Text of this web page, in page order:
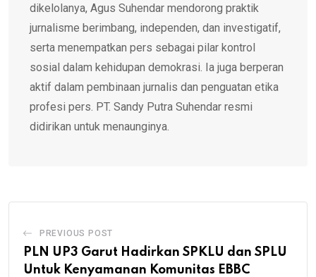
dikelolanya, Agus Suhendar mendorong praktik
jurnalisme berimbang, independen, dan investigatif,
serta menempatkan pers sebagai pilar kontrol
sosial dalam kehidupan demokrasi. Ia juga berperan
aktif dalam pembinaan jurnalis dan penguatan etika
profesi pers. PT. Sandy Putra Suhendar resmi
didirikan untuk menaunginya.
PREVIOUS POST
PLN UP3 Garut Hadirkan SPKLU dan SPLU
Untuk Kenyamanan Komunitas EBBC